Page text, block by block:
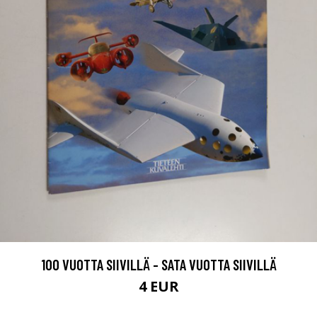
100 VUOTTA SIIVILLÄ - SATA VUOTTA SIIVILLÄ
4 EUR